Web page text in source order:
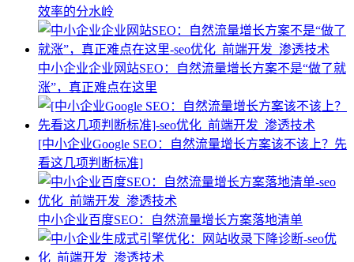
效率的分水岭
中小企业企业网站SEO：自然流量增长方案不是“做了就
涨”，真正难点在这里
[中小企业Google SEO：自然流量增长方案该不该上？先
看这几项判断标准]
中小企业百度SEO：自然流量增长方案落地清单